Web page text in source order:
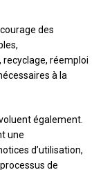
des
réemploi
à la
également.
une
d’utilisation,
de